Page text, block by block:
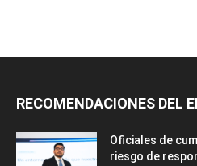
RECOMENDACIONES DEL
Oficiales de
riesgo de